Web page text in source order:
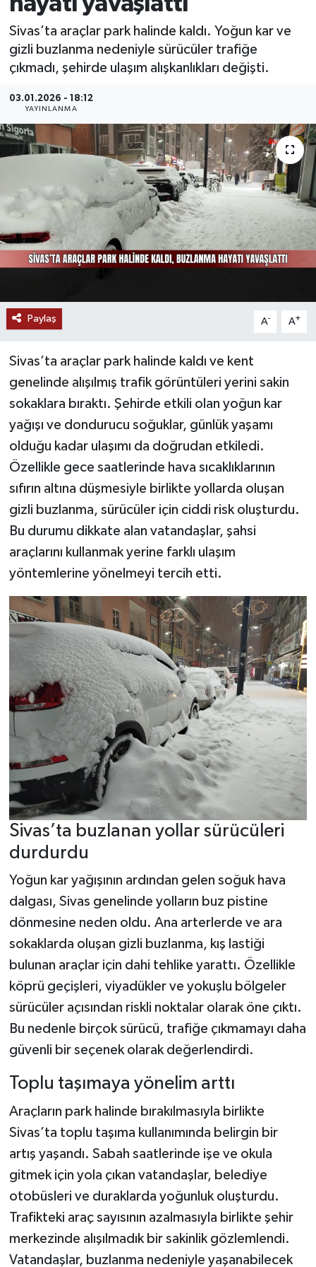
Sivas’ta araçlar park halinde kaldı. Yoğun kar ve
gizli buzlanma nedeniyle sürücüler trafiğe
çıkmadı, şehirde ulaşım alışkanlıkları değişti.
03.01.2026 - 18:12
YAYINLANMA
Paylaş A- A+
Sivas’ta araçlar park halinde kaldı ve kent
genelinde alışılmış trafik görüntüleri yerini sakin
sokaklara bıraktı. Şehirde etkili olan yoğun kar
yağışı ve dondurucu soğuklar, günlük yaşamı
olduğu kadar ulaşımı da doğrudan etkiledi.
Özellikle gece saatlerinde hava sıcaklıklarının
sıfırın altına düşmesiyle birlikte yollarda oluşan
gizli buzlanma, sürücüler için ciddi risk oluşturdu.
Bu durumu dikkate alan vatandaşlar, şahsi
araçlarını kullanmak yerine farklı ulaşım
yöntemlerine yönelmeyi tercih etti.
Sivas’ta buzlanan yollar sürücüleri
durdurdu
Yoğun kar yağışının ardından gelen soğuk hava
dalgası, Sivas genelinde yolların buz pistine
dönmesine neden oldu. Ana arterlerde ve ara
sokaklarda oluşan gizli buzlanma, kış lastiği
bulunan araçlar için dahi tehlike yarattı. Özellikle
köprü geçişleri, viyadükler ve yokuşlu bölgeler
sürücüler açısından riskli noktalar olarak öne çıktı.
Bu nedenle birçok sürücü, trafiğe çıkmamayı daha
güvenli bir seçenek olarak değerlendirdi.
Toplu taşımaya yönelim arttı
Araçların park halinde bırakılmasıyla birlikte
Sivas’ta toplu taşıma kullanımında belirgin bir
artış yaşandı. Sabah saatlerinde işe ve okula
gitmek için yola çıkan vatandaşlar, belediye
otobüsleri ve duraklarda yoğunluk oluşturdu.
Trafikteki araç sayısının azalmasıyla birlikte şehir
merkezinde alışılmadık bir sakinlik gözlemlendi.
Vatandaşlar, buzlanma nedeniyle yaşanabilecek
MAGAZİN
ÖZEL HABER
RESMİ İLANLAR
SAĞLIK
SOSYAL YARDIMLAR
SPONSORLU YAZI
TEKNOLOJİ